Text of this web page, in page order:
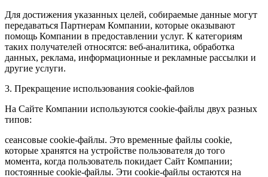
Для достижения указанных целей, собираемые данные могут
передаваться Партнерам Компании, которые оказывают
помощь Компании в предоставлении услуг. К категориям
таких получателей относятся: веб-аналитика, обработка
данных, реклама, информационные и рекламные рассылки и
другие услуги.
3. Прекращение использования cookie-файлов
На Сайте Компании используются cookie-файлы двух разных
типов:
сеансовые cookie-файлы. Это временные файлы cookie,
которые хранятся на устройстве пользователя до того
момента, когда пользователь покидает Сайт Компании;
постоянные cookie-файлы. Эти cookie-файлы остаются на